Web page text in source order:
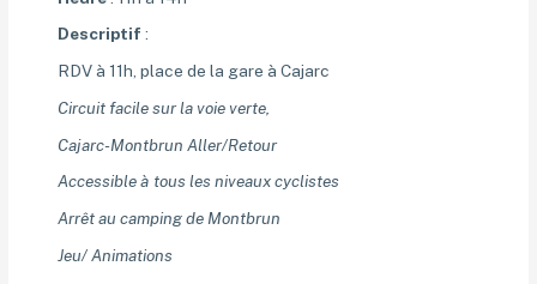
Descriptif :
RDV à 11h, place de la gare à Cajarc
Circuit facile sur la voie verte,
Cajarc-Montbrun Aller/Retour
Accessible à tous les niveaux cyclistes
Arrêt au camping de Montbrun
Jeu/ Animations